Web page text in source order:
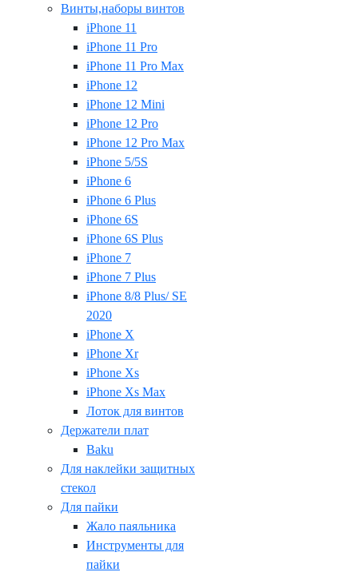
Винты,наборы винтов
iPhone 11
iPhone 11 Pro
iPhone 11 Pro Max
iPhone 12
iPhone 12 Mini
iPhone 12 Pro
iPhone 12 Pro Max
iPhone 5/5S
iPhone 6
iPhone 6 Plus
iPhone 6S
iPhone 6S Plus
iPhone 7
iPhone 7 Plus
iPhone 8/8 Plus/ SE
2020
iPhone X
iPhone Xr
iPhone Xs
iPhone Xs Max
Лоток для винтов
Держатели плат
Baku
Для наклейки защитных
стекол
Для пайки
Жало паяльника
Инструменты для
пайки